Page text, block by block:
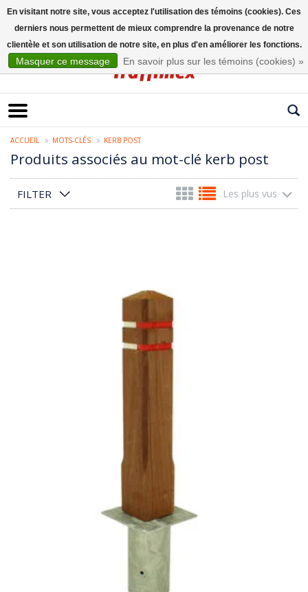
ACCUEIL MOTS-CLÉS KERB POST
Produits associés au mot-clé kerb post
FILTER Les plus vus
En visitant notre site, vous acceptez l'utilisation des témoins (cookies). Ces
derniers nous permettent de mieux comprendre la provenance de notre
clientèle et son utilisation de notre site, en plus d'en améliorer les fonctions.
Masquer ce message En savoir plus sur les témoins (cookies) »